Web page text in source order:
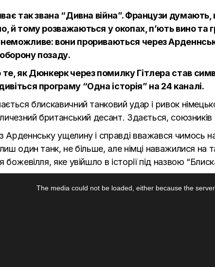
так звана “Дивна війна”. Французи
й тому розважаються у окопах, п’ють вино та
вони прориваються через
позаду.
як Дюнкерк через помилку Гітлера став
програму “Одна історія” на 24 каналі.
блискавичний танковий удар і ривок
британський десант. Здається,
Арденнську ущелину і справді вважався чимось
один танк, не більше, але німці наважилися
божевілля, яке увійшло в історії під назвою